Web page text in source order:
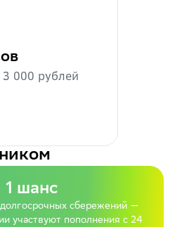
000 рублей
1 шанс
сбережений —
участвуют пополнения с 24